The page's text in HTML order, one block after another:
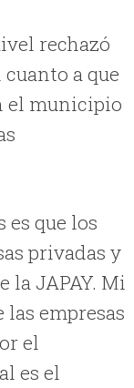
rechazó
a que
el municipio
que los
privadas y
la JAPAY. Mi
las empresas
el
es el